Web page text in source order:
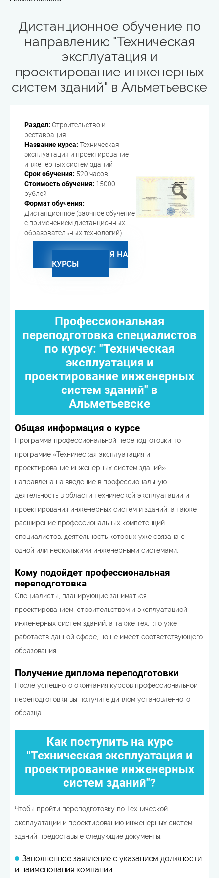
Дистанционное обучение по
направлению "Техническая
эксплуатация и
проектирование инженерных
систем зданий" в Альметьевске
Раздел: Строительство и
реставрация
Название курса: Техническая
эксплуатация и проектирование
инженерных систем зданий
Срок обучения: 520 часов
Стоимость обучения: 15000
рублей
Формат обучения:
Дистанционное (заочное обучение
с применением дистанционных
образовательных технологий)
ЗАПИСАТЬСЯ НА
КУРСЫ
Профессиональная
переподготовка специалистов
по курсу: "Техническая
эксплуатация и
проектирование инженерных
систем зданий" в
Альметьевске
Общая информация о курсе
Программа профессиональной переподготовки по
программе «Техническая эксплуатация и
проектирование инженерных систем зданий»
направлена на введение в профессиональную
деятельность в области технической эксплуатации и
проектирования инженерных систем и зданий, а также
расширение профессиональных компетенций
специалистов, деятельность которых уже связана с
одной или несколькими инженерными системами.
Кому подойдет профессиональная
переподготовка
Специалисты, планирующие заниматься
проектированием, строительством и эксплуатацией
инженерных систем зданий, а также тех, кто уже
работаетв данной сфере, но не имеет соответствующего
образования.
Получение диплома переподготовки
После успешного окончания курсов профессиональной
переподготовки вы получите диплом установленного
образца.
Как поступить на курс
"Техническая эксплуатация и
проектирование инженерных
систем зданий"?
Чтобы пройти переподготовку по Технической
эксплуатации и проектированию инженерных систем
зданий предоставьте следующие документы:
Заполненное заявление с указанием должности
и наименования компании